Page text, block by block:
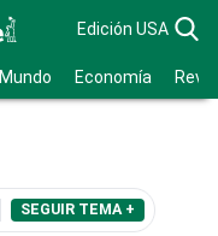
Edición USA
Mundo Economía
SEGUIR TEMA +